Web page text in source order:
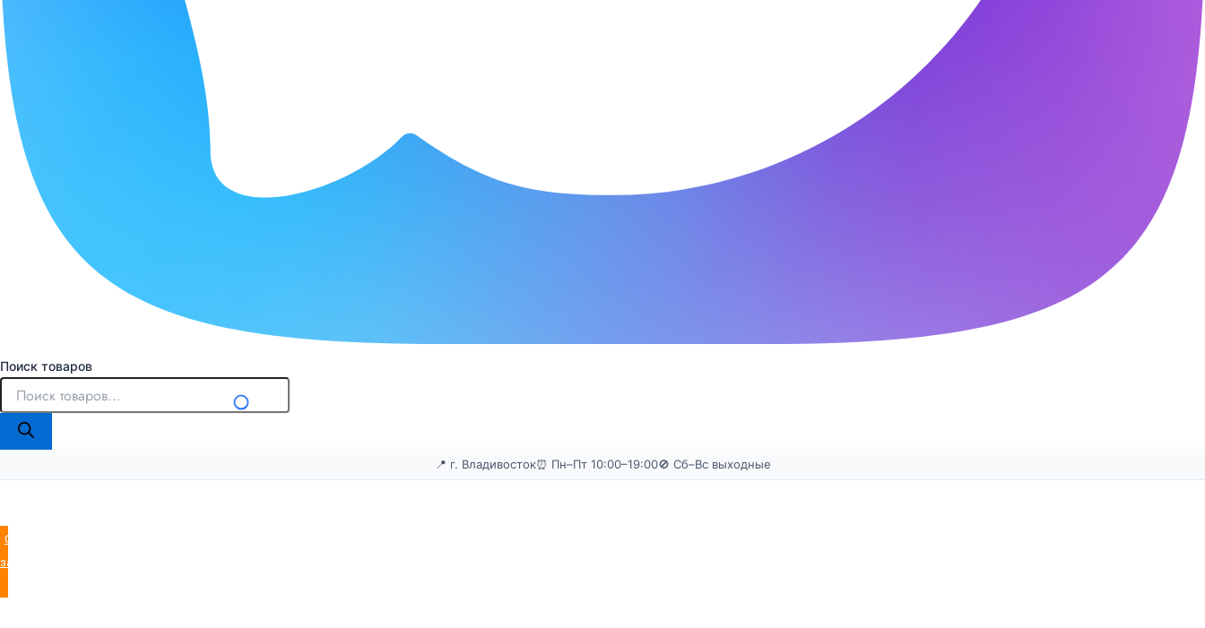
Поиск товаров
📍 г. Владивосток⏰ Пн–Пт 10:00–19:00🚫 Сб–Вс выходные
Оставить
заявку